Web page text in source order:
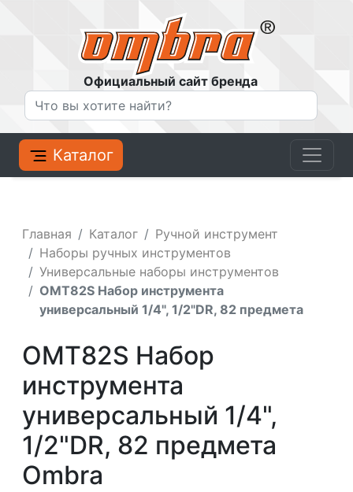
Официальный сайт бренда
Каталог
Главная Каталог
Ручной инструмент
Наборы ручных инструментов
Универсальные наборы инструментов
OMT82S Набор инструмента
универсальный 1/4", 1/2"DR, 82 предмета
OMT82S Набор
инструмента
универсальный 1/4",
1/2"DR, 82 предмета
Ombra